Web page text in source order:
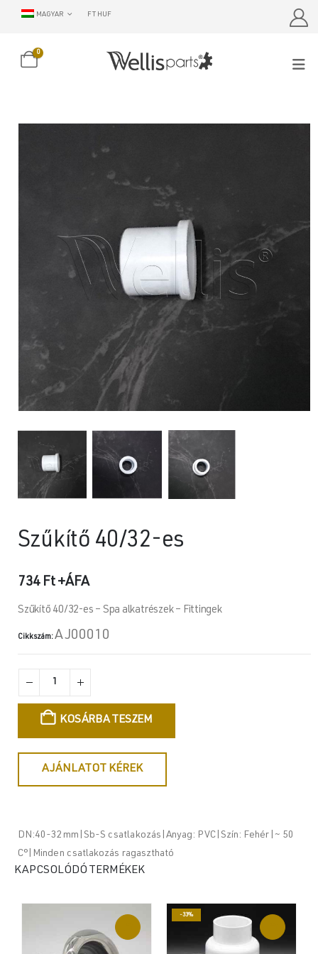
MAGYAR FT HUF
0
Szűkítő 40/32-es
734 Ft+ÁFA
Szűkítő 40/32-es – Spa alkatrészek – Fittingek
Cikkszám:AJ00010
KOSÁRBA TESZEM
AJÁNLATOT KÉREK
DN:40-32mm|Sb-S csatlakozás|Anyag: PVC|Szín: Fehér|~ 50
C°|Minden csatlakozás ragasztható
KAPCSOLÓDÓ TERMÉKEK
-33%